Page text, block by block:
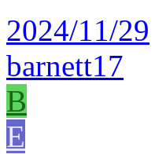
2024/11/29
barnett17
B
E